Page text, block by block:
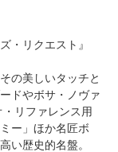
・リクエスト』
の美しいタッチと
ドやボサ・ノヴァ
リファレンス用
ー」ほか名匠ボ
い歴史的名盤。